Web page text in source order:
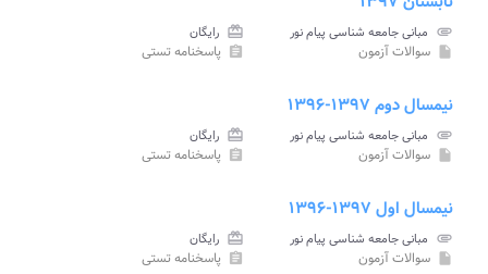
attachment مبانی جامعه شناسی پیام نور card_giftcard رایگان
insert_drive_file سوالات آزمون assignment پاسخنامه تستی
نیمسال دوم ۱۳۹۷-۱۳۹۶
attachment مبانی جامعه شناسی پیام نور card_giftcard رایگان
insert_drive_file سوالات آزمون assignment پاسخنامه تستی
نیمسال اول ۱۳۹۷-۱۳۹۶
attachment مبانی جامعه شناسی پیام نور card_giftcard رایگان
insert_drive_file سوالات آزمون assignment پاسخنامه تستی